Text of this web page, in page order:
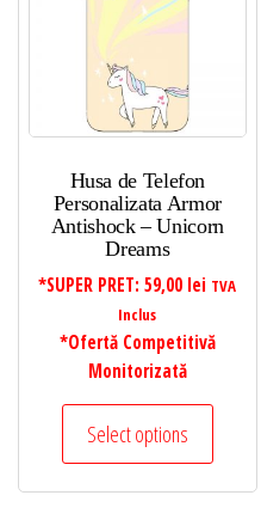
Husa de Telefon
Personalizata Armor
Antishock – Unicorn
Dreams
*SUPER PRET:59,00 lei TVA
Inclus
*Ofertă Competitivă
Monitorizată
Select options